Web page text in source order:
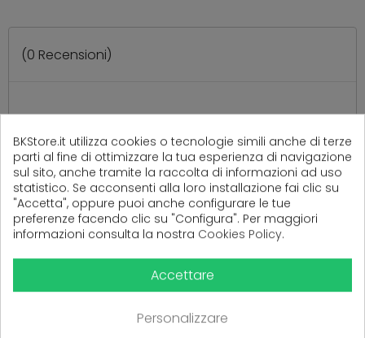
(0 Recensioni)
PRODOTTI CORRELATI
( 16 altri prodotti nella stessa categoria )
BKStore.it utilizza cookies o tecnologie simili anche di terze
parti al fine di ottimizzare la tua esperienza di navigazione
sul sito, anche tramite la raccolta di informazioni ad uso
statistico. Se acconsenti alla loro installazione fai clic su
"Accetta", oppure puoi anche configurare le tue
preferenze facendo clic su "Configura". Per maggiori
informazioni consulta la nostra Cookies Policy.
Accettare
Personalizzare